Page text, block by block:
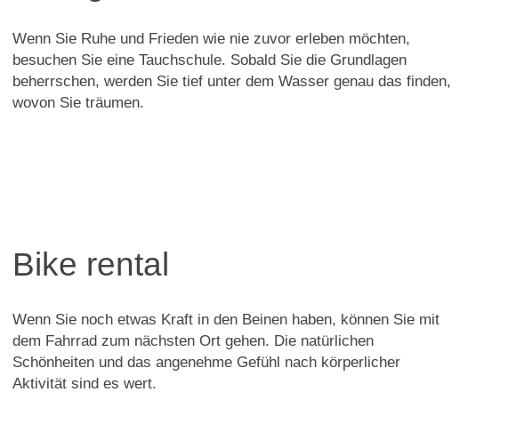
Wenn Sie Ruhe und Frieden wie nie zuvor erleben möchten,
besuchen Sie eine Tauchschule. Sobald Sie die Grundlagen
beherrschen, werden Sie tief unter dem Wasser genau das finden,
wovon Sie träumen.
Bike rental
Wenn Sie noch etwas Kraft in den Beinen haben, können Sie mit
dem Fahrrad zum nächsten Ort gehen. Die natürlichen
Schönheiten und das angenehme Gefühl nach körperlicher
Aktivität sind es wert.